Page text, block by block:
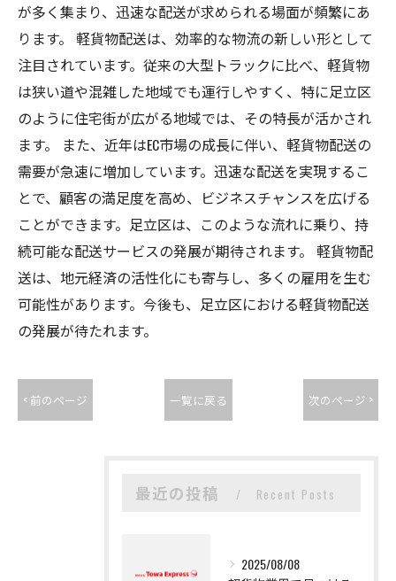
が多く集まり、迅速な配送が求められる場面が頻繁にあ
ります。 軽貨物配送は、効率的な物流の新しい形として
注目されています。従来の大型トラックに比べ、軽貨物
は狭い道や混雑した地域でも運行しやすく、特に足立区
のように住宅街が広がる地域では、その特長が活かされ
ます。 また、近年はEC市場の成長に伴い、軽貨物配送の
需要が急速に増加しています。迅速な配送を実現するこ
とで、顧客の満足度を高め、ビジネスチャンスを広げる
ことができます。足立区は、このような流れに乗り、持
続可能な配送サービスの発展が期待されます。 軽貨物配
送は、地元経済の活性化にも寄与し、多くの雇用を生む
可能性があります。今後も、足立区における軽貨物配送
の発展が待たれます。
< 前のページ 一覧に戻る 次のページ >
最近の投稿 Recent Posts
2025/08/08